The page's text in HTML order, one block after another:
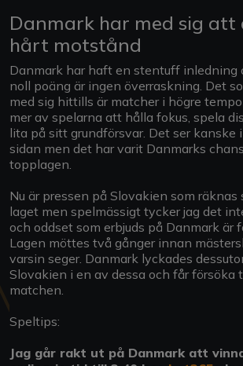
Danmark har med sig att
hårt motstånd
Danmark har haft en stentuff inledning
noll poäng är ingen överraskning. Det
med sig hittills är matcher i högre
mer av spelarna att hålla fokus, spela
lita på sitt grundförsvar. Det ser kanske
sidan men det har varit Danmarks
topplagen.
Nu är pressen på Slovakien som
laget men spelmässigt tycker jag det
och oddset som erbjuds på Danmark är
Lagen möttes två gånger innan
varsin seger. Danmark lyckades
Slovakien i en av dessa och får försöka
matchen.
Speltips:
Jag går rakt ut på Danmark att